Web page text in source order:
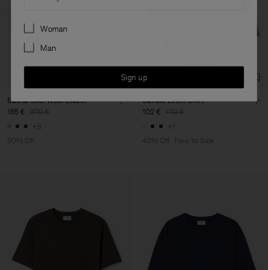
Sasha Cool Wool Blazer
185 € 370 €
+8
50% Off
Sandie Linen Shirt
102 € 170 €
+1
40% Off
New to Sale
Preferences
Woman
Man
Sign up